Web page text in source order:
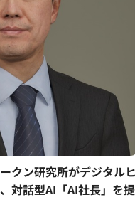
クン研究所がデジタル
対話型AI「AI社長」を提